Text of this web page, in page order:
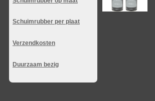
Schuimrubber per plaat
Verzendkosten
Duurzaam bezig